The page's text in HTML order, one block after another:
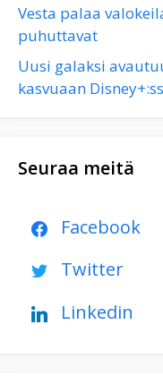
Vesta palaa
puhuttavat
Uusi galaksi
kasvuaan
Seuraa meitä
Facebook
Twitter
Linkedin